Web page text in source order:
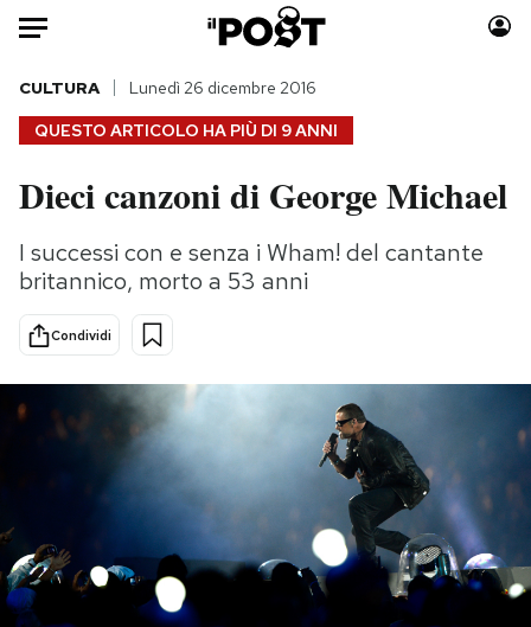
Auto
HOME
Italia
Politica
Internet
Cultura
Economia
Moda
Consumismi
Europa
Altrecose
Mondiali calcio 2026
PODCAST
QUESTO ARTICOLO HA PIÙ DI 9 ANNI
CULTURA Lunedì 26 dicembre 2016
Dieci canzoni di George Michael
I successi con e senza i Wham! del cantante
britannico, morto a 53 anni
Condividi